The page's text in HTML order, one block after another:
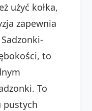
użyć kołka,
zapewnia
to
To
pustych